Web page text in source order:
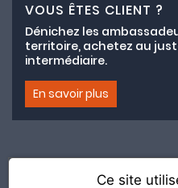
VOUS ÊTES CLIENT ?
Dénichez les
territoire, achetez au
intermédiaire.
En savoir plus
Ce site